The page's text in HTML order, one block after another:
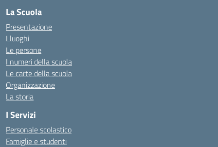
La Scuola
Presentazione
I luoghi
Le persone
I numeri della scuola
Le carte della scuola
Organizzazione
La storia
I Servizi
Personale scolastico
Famiglie e studenti